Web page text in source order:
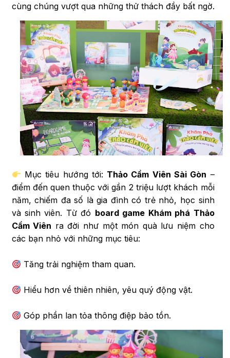
cùng chúng vượt qua những thử thách đầy bất ngờ.
Mục tiêu hướng tới: Thảo Cầm Viên Sài Gòn –
điểm đến quen thuộc với gần 2 triệu lượt khách mỗi
năm, chiếm đa số là gia đình có trẻ nhỏ, học sinh
và sinh viên. Từ đó board game Khám phá Thảo
Cầm Viên ra đời như một món quà lưu niệm cho
các bạn nhỏ với những mục tiêu:
Tăng trải nghiệm tham quan.
Hiểu hơn về thiên nhiên, yêu quý động vật.
Góp phần lan tỏa thông điệp bảo tồn.